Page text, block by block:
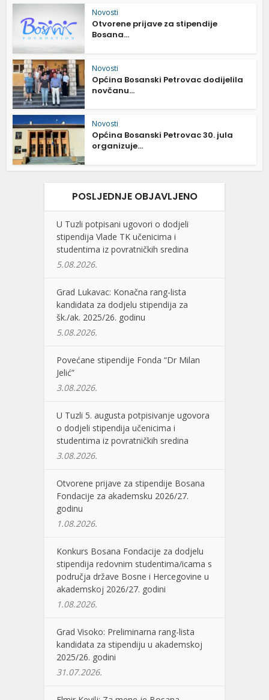
Novosti
Otvorene prijave za stipendije
Bosana...
Novosti
Općina Bosanski Petrovac dodijelila
novčanu...
Novosti
Općina Bosanski Petrovac 30. jula
organizuje...
POSLJEDNJE OBJAVLJENO
U Tuzli potpisani ugovori o dodjeli
stipendija Vlade TK učenicima i
studentima iz povratničkih sredina
5.08.2026.
Grad Lukavac: Konačna rang-lista
kandidata za dodjelu stipendija za
šk./ak. 2025/26. godinu
5.08.2026.
Povećane stipendije Fonda “Dr Milan
Jelić”
3.08.2026.
U Tuzli 5. augusta potpisivanje ugovora
o dodjeli stipendija učenicima i
studentima iz povratničkih sredina
3.08.2026.
Otvorene prijave za stipendije Bosana
Fondacije za akademsku 2026/27.
godinu
1.08.2026.
Konkurs Bosana Fondacije za dodjelu
stipendija redovnim studentima/icama s
područja države Bosne i Hercegovine u
akademskoj 2026/27. godini
1.08.2026.
Grad Visoko: Preliminarna rang-lista
kandidata za stipendiju u akademskoj
2025/26. godini
31.07.2026.